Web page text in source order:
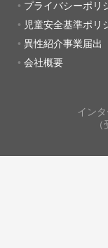
プライバシーポリ
児童安全基準ポリ
異性紹介事業届出
会社概要
イン